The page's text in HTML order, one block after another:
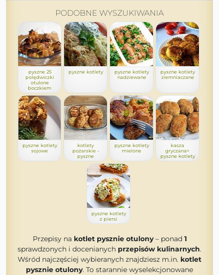
PODOBNE WYSZUKIWANIA
pyszne 25
polędwiczki
otulone
boczkiem
pyszne kotlety
pyszne kotlety
nadziewane
pyszne kotlety
ziemniaczane
pyszne kotlety
sojowe
kotlety
pożarskie -
pyszne
pyszne kotlety
mielone
kasza
gryczana=
pyszne kotlety
pyszne kotlety
z piersi
Przepisy na kotlet pysznie otulony– ponad 1
sprawdzonych i docenianych przepisów kulinarnych.
Wśród najczęściej wybieranych znajdziesz m.in. kotlet
pysznie otulony. To starannie wyselekcjonowane